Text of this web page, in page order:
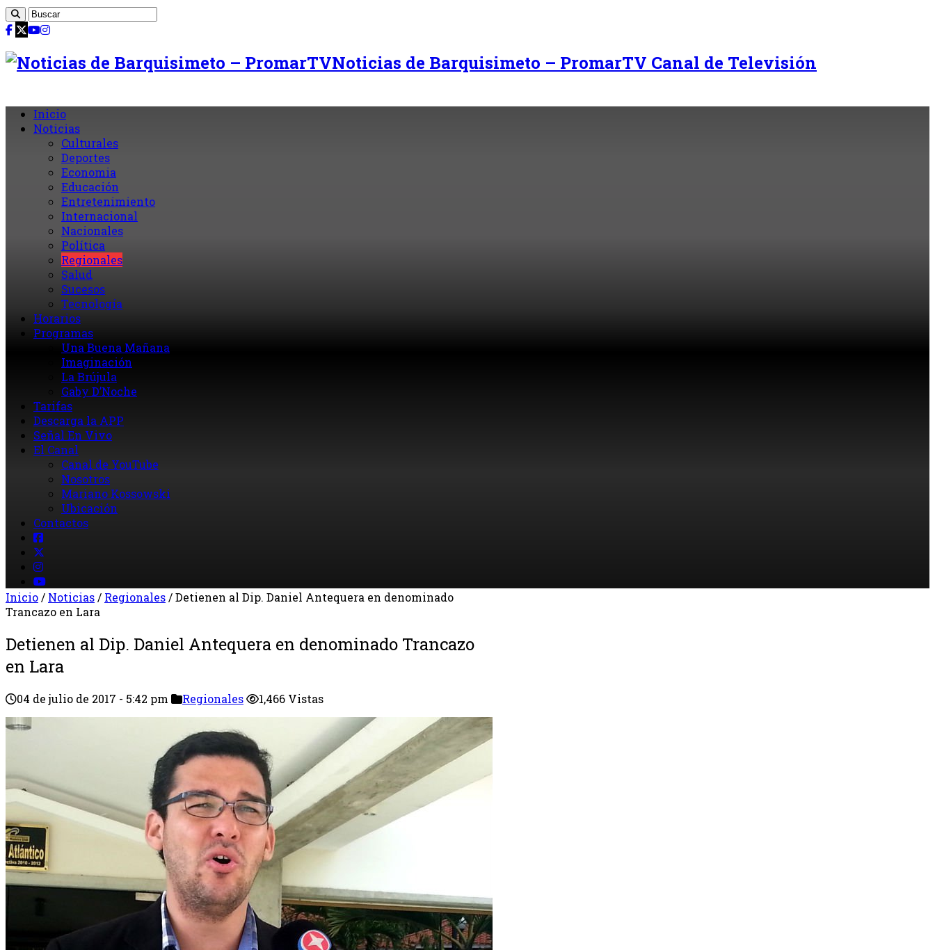
Noticias de Barquisimeto – PromarTV Canal de Televisión
Inicio
Noticias
Culturales
Deportes
Economia
Educación
Entretenimiento
Internacional
Nacionales
Política
Regionales
Salud
Sucesos
Tecnología
Horarios
Programas
Una Buena Mañana
Imaginación
La Brújula
Gaby D’Noche
Tarifas
Descarga la APP
Señal En Vivo
El Canal
Canal de YouTube
Nosotros
Mariano Kossowski
Ubicación
Contactos
Inicio/ Noticias/ Regionales/Detienen al Dip. Daniel Antequera en denominado
Trancazo en Lara
Detienen al Dip. Daniel Antequera en denominado Trancazo
en Lara
04 de julio de 2017 - 5:42 pm Regionales 1,466 Vistas